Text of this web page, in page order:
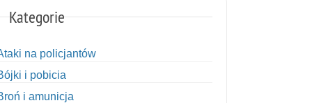
Kategorie
na policjantów
i pobicia
i amunicja